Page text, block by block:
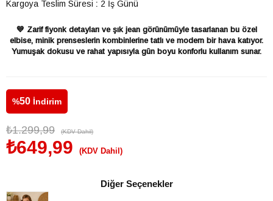
Kargoya Teslim Süresi : 2 İş Günü
💙 Zarif fiyonk detayları ve şık jean görünümüyle tasarlanan bu özel
elbise, minik prenseslerin kombinlerine tatlı ve modern bir hava katıyor.
Yumuşak dokusu ve rahat yapısıyla gün boyu konforlu kullanım sunar.
%50 İndirim
₺1.299,99 (KDV Dahil)
₺649,99 (KDV Dahil)
Diğer Seçenekler